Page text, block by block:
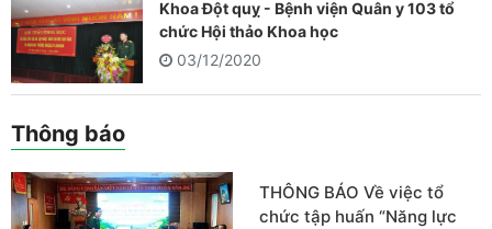
Khoa Đột quỵ - Bệnh viện Quân y 103 tổ
chức Hội thảo Khoa học
03/12/2020
Thông báo
THÔNG BÁO Về việc tổ
chức tập huấn “Năng lực